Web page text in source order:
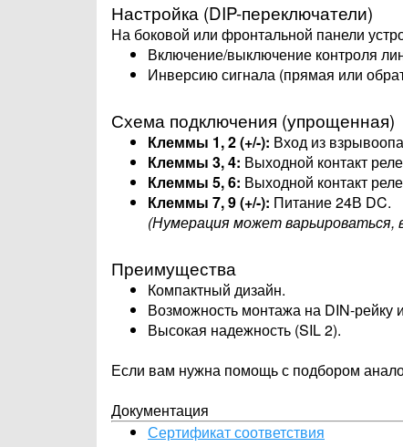
Настройка (DIP-переключатели)
На боковой или фронтальной панели
Включение/выключение контроля
Инверсию сигнала (прямая или
Схема подключения (упрощенная)
Клеммы 1, 2 (+/-): Вход из
Клеммы 3, 4: Выходной контакт
Клеммы 5, 6: Выходной контакт
Клеммы 7, 9 (+/-): Питание 24В DC.
(Нумерация может варьироваться,
Преимущества
Компактный дизайн.
Возможность монтажа на DIN-рейку
Высокая надежность (SIL 2).
Если вам нужна помощь с подбором
Документация
Сертификат соответствия